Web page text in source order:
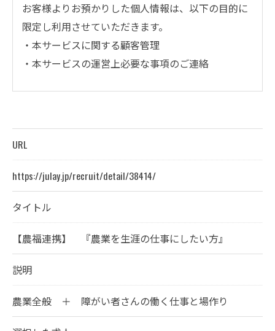
お客様よりお預かりした個人情報は、以下の目的に
限定し利用させていただきます。
・本サービスに関する顧客管理
・本サービスの運営上必要な事項のご連絡
ません。
＜個人情報の委託について＞
個人情報を外部に委託する場合があります。
これらの委託先に対しては個人情報保護契約等の措
置をとり、適切な監督を行います。
＜個人情報の安全管理＞
URL
https://julay.jp/recruit/detail/38414/
タイトル
【農福連携】 『農業を生涯の仕事にしたい方』
説明
農業全般 ＋ 障がい者さんの働く仕事と場作り